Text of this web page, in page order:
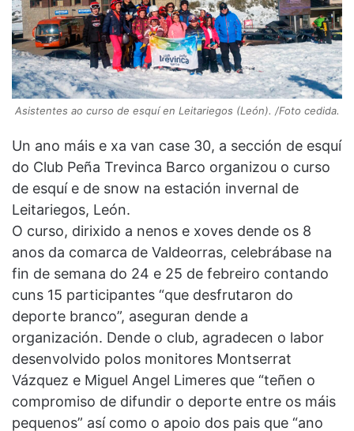
Asistentes ao curso de esquí en Leitariegos (León). /Foto cedida.
Un ano máis e xa van case 30, a sección de esquí
do Club Peña Trevinca Barco organizou o curso
de esquí e de snow na estación invernal de
Leitariegos, León.
O curso, dirixido a nenos e xoves dende os 8
anos da comarca de Valdeorras, celebrábase na
fin de semana do 24 e 25 de febreiro contando
cuns 15 participantes “que desfrutaron do
deporte branco”, aseguran dende a
organización. Dende o club, agradecen o labor
desenvolvido polos monitores Montserrat
Vázquez e Miguel Angel Limeres que “teñen o
compromiso de difundir o deporte entre os máis
pequenos” así como o apoio dos pais que “ano